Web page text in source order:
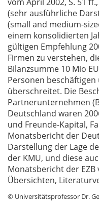
(sehr ausführliche
(small and medium-
einem konsolidierten
gültigen Empfehlung
Firmen zu verstehen,
Bilanzsumme 10 Mio
Personen beschäftigen
überschreitet. Die
Partnerunternehmen
Deutschland waren
und Freunde-Kapital,
Monatsbericht der
Darstellung der Lage
der KMU, und diese
Monatsbericht der EZB
Übersichten,
© Universitätsprofessor Dr.